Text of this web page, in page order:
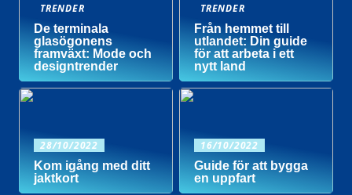
TRENDER
De terminala
glasögonens
framväxt: Mode och
designtrender
TRENDER
Från hemmet till
utlandet: Din guide
för att arbeta i ett
nytt land
28/10/2022
Kom igång med ditt
jaktkort
16/10/2022
Guide för att bygga
en uppfart